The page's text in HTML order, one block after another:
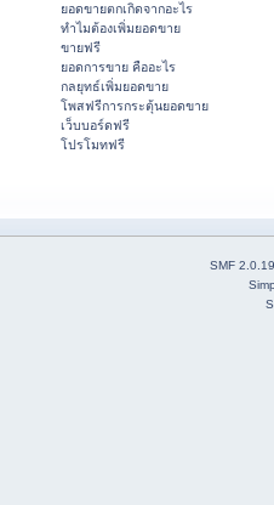
ยอดขายตกเกิดจากอะไร
ทำไมต้องเพิ่มยอดขาย
ขายฟรี
ยอดการขาย คืออะไร
กลยุทธ์เพิ่มยอดขาย
โพสฟรีการกระตุ้นยอดขาย
เว็บบอร์ดฟรี
โปรโมทฟรี
SMF 2.0.19